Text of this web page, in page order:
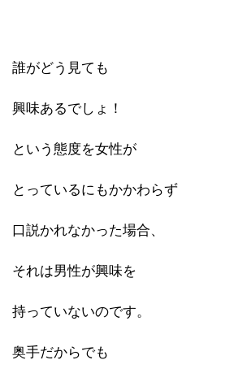
誰がどう見ても
興味あるでしょ！
という態度を女性が
とっているにもかかわらず
口説かれなかった場合、
それは男性が興味を
持っていないのです。
奥手だからでも